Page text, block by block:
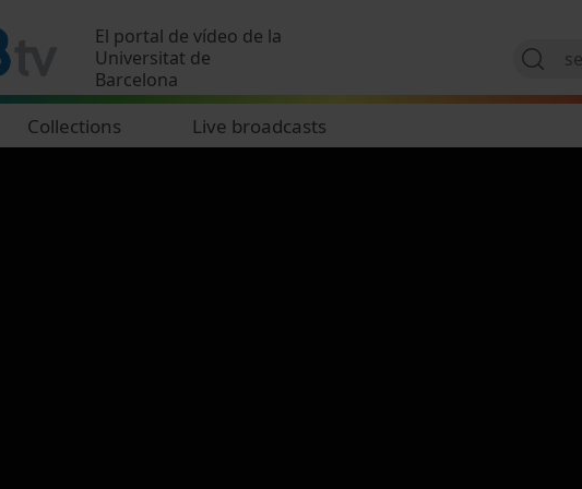
El portal de vídeo de la
Universitat de
Barcelona
Collections Live broadcasts